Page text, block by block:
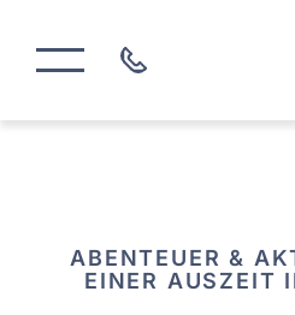
ABENTEUER &
EINER AUSZEIT